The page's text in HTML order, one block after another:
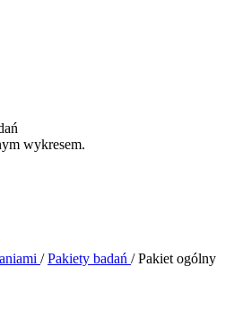
wykresem.
/ Pakiety badań / Pakiet ogólny